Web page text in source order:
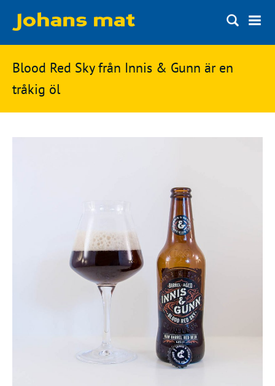
Matbloggen
Innertemperaturer
Ingredienser
Matsnack
Sök
på
Johans
mat
Blood Red Sky från Innis & Gunn är en
tråkig öl